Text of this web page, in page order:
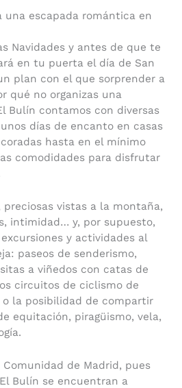
una escapada romántica en
Navidades y antes de que te
en tu puerta el día de San
plan con el que sorprender a
qué no organizas una
Bulín contamos con diversas
días de encanto en casas
hasta en el mínimo
comodidades para disfrutar
preciosas vistas a la montaña,
intimidad… y, por supuesto,
y actividades al
paseos de senderismo,
a viñedos con catas de
circuitos de ciclismo de
la posibilidad de compartir
equitación, piragüismo, vela,
de Madrid, pues
Bulín se encuentran a